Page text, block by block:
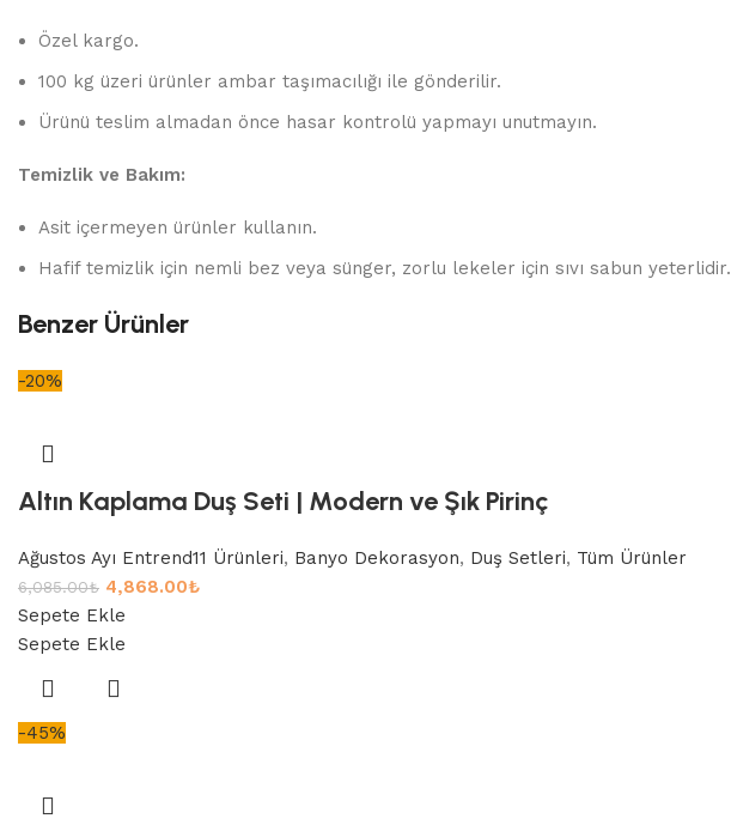
Özel kargo.
100 kg üzeri ürünler ambar taşımacılığı ile gönderilir.
Ürünü teslim almadan önce hasar kontrolü yapmayı unutmayın.
Temizlik ve Bakım:
Asit içermeyen ürünler kullanın.
Hafif temizlik için nemli bez veya sünger, zorlu lekeler için sıvı sabun yeterlidir.
Benzer Ürünler
-20%
Altın Kaplama Duş Seti | Modern ve Şık Pirinç
Ağustos Ayı Entrend11 Ürünleri, Banyo Dekorasyon, Duş Setleri, Tüm Ürünler
6,085.00₺ 4,868.00₺
Sepete Ekle
Sepete Ekle
-45%